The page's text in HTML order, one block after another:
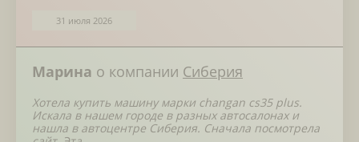
31 июля 2026
Марина о компании Сиберия
Хотела купить машину марки changan cs35 plus.
Искала в нашем городе в разных автосалонах и
нашла в автоцентре Сиберия. Сначала посмотрела